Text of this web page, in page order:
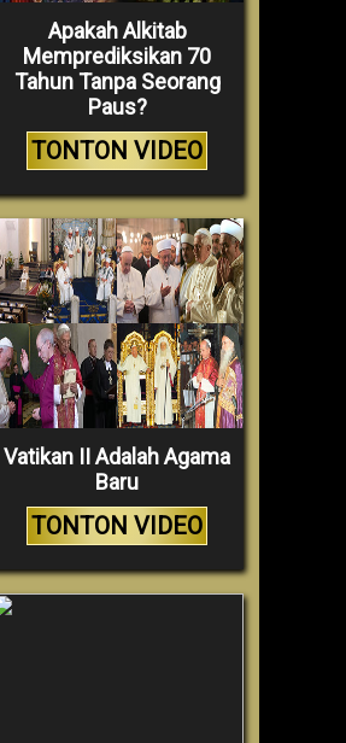
Apakah Alkitab
Memprediksikan 70
Tahun Tanpa Seorang
Paus?
TONTON VIDEO
Vatikan II Adalah Agama
Baru
TONTON VIDEO